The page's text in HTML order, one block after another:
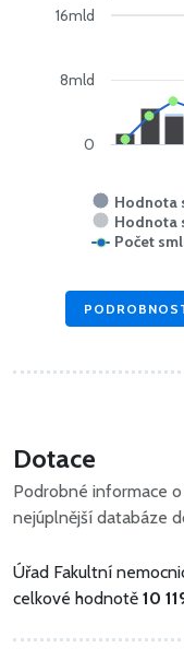
Hodnota
Hodnota
Počet
0
8mld
16mld
Dotace
Podrobné informace
nejúplnější databáze
Úřad Fakultní
celkové hodnotě 10